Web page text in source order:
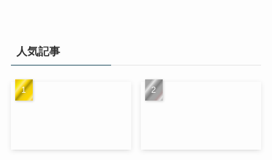
人気記事